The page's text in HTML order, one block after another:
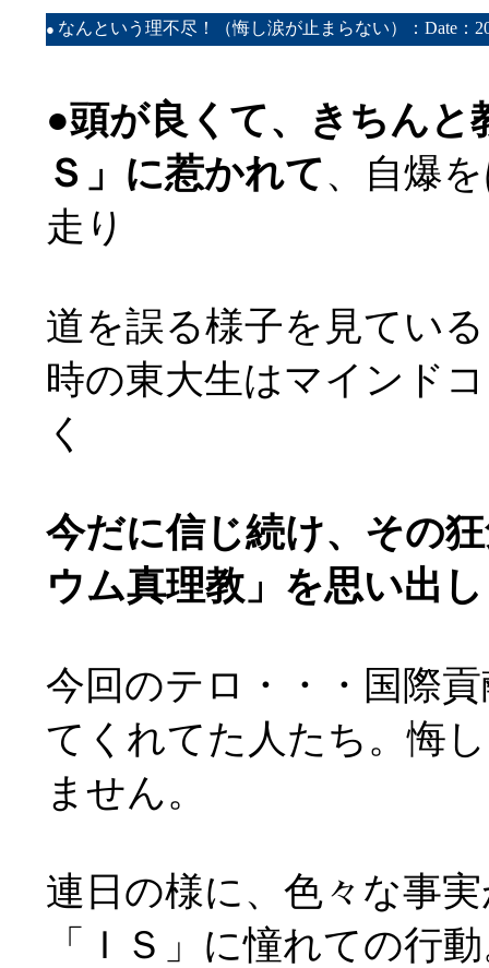
● なんという理不尽！（悔し涙が止まらない）：Date：
●頭が良くて、きちんと
Ｓ」に惹かれて、自爆
走り
道を誤る様子を見てい
時の東大生はマインド
く
今だに信じ続け、その
ウム真理教」を思い出
今回のテロ・・・国際
てくれてた人たち。悔
ません。
連日の様に、色々な事
「ＩＳ」に憧れての行